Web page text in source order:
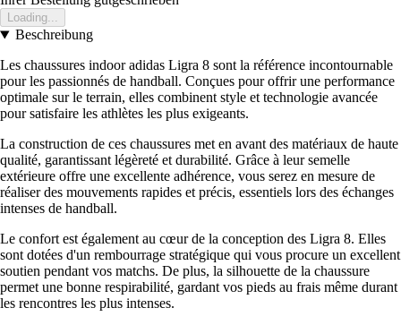
Loading...
Beschreibung
Les chaussures indoor adidas Ligra 8 sont la référence incontournable
pour les passionnés de handball. Conçues pour offrir une performance
optimale sur le terrain, elles combinent style et technologie avancée
pour satisfaire les athlètes les plus exigeants.
La construction de ces chaussures met en avant des matériaux de haute
qualité, garantissant légèreté et durabilité. Grâce à leur semelle
extérieure offre une excellente adhérence, vous serez en mesure de
réaliser des mouvements rapides et précis, essentiels lors des échanges
intenses de handball.
Le confort est également au cœur de la conception des Ligra 8. Elles
sont dotées d'un rembourrage stratégique qui vous procure un excellent
soutien pendant vos matchs. De plus, la silhouette de la chaussure
permet une bonne respirabilité, gardant vos pieds au frais même durant
les rencontres les plus intenses.